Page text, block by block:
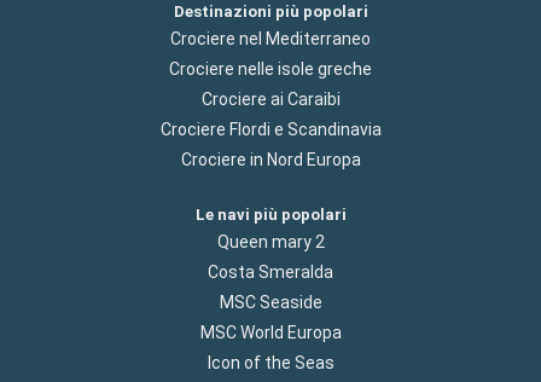
Destinazioni più popolari
Crociere nel Mediterraneo
Crociere nelle isole greche
Crociere ai Caraibi
Crociere Flordi e Scandinavia
Crociere in Nord Europa
Le navi più popolari
Queen mary 2
Costa Smeralda
MSC Seaside
MSC World Europa
Icon of the Seas